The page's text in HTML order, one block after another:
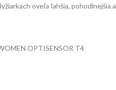
oveľa ľahšia, pohodlnejšia
OPTISENSOR T4